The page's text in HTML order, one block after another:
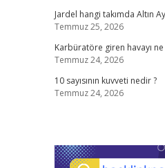
Jardel hangi takımda Altın
Temmuz 25, 2026
Karbüratöre giren havayı
Temmuz 24, 2026
10 sayısının kuvveti nedir ?
Temmuz 24, 2026